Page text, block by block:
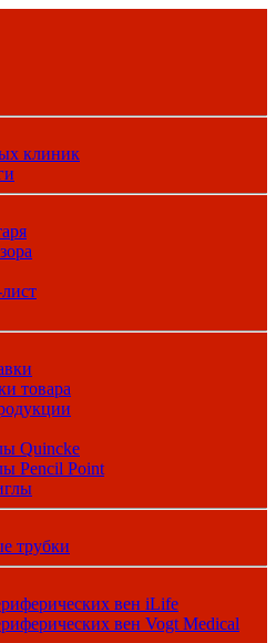
клиник
товара
Quincke
Pencil Point
трубки
вен iLife
вен Vogt Medical